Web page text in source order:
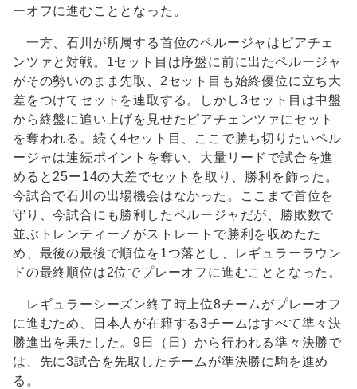
ーオフに進むこととなった。
一方、石川が所属する首位のペルージャはピアチェ
ンツァと対戦。1セット目は序盤に前に出たペルージャ
がその勢いのまま先取、2セット目も始終優位に立ち大
差をつけてセットを連取する。しかし3セット目は中盤
から終盤に追い上げを見せたピアチェンツァにセット
を奪われる。続く4セット目、ここで勝ち切りたいペル
ージャは連続ポイントを奪い、大量リードで試合を進
めると25ー14の大差でセットを取り、勝利を飾った。
今試合で石川の出場機会はなかった。ここまで首位を
守り、今試合にも勝利したペルージャだが、勝敗数で
並ぶトレンティーノがストレートで勝利を収めたた
め、最後の最後で順位を1つ落とし、レギュラーラウン
ドの最終順位は2位でプレーオフに進むこととなった。
レギュラーシーズン終了時上位8チームがプレーオフ
に進むため、日本人が在籍する3チームはすべて準々決
勝進出を果たした。9日（日）から行われる準々決勝で
は、先に3試合を先取したチームが準決勝に駒を進め
る。